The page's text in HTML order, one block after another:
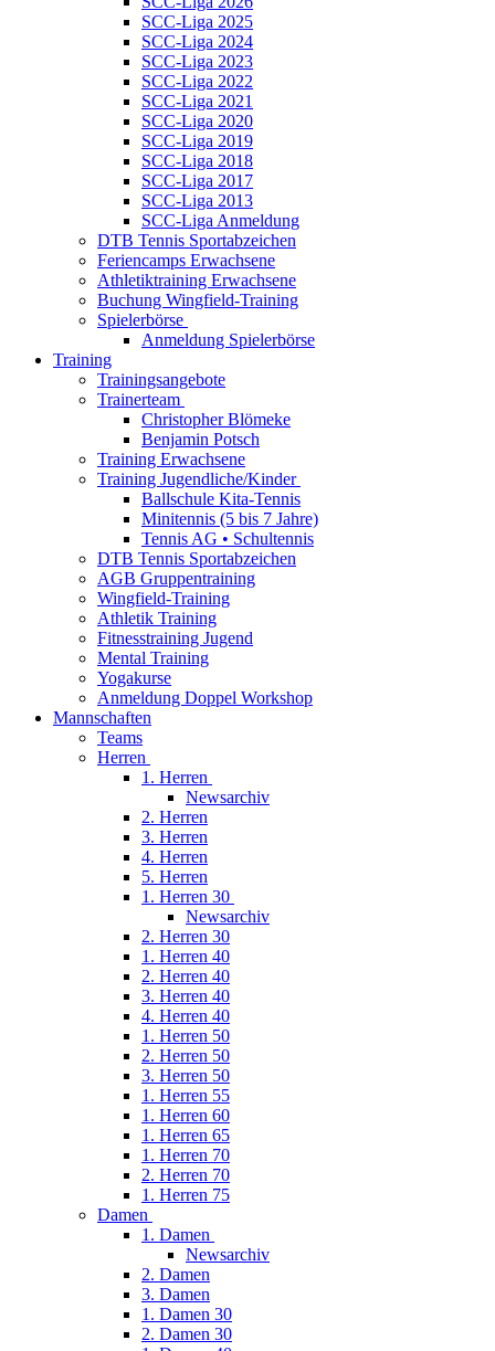
SCC-Liga 2025
SCC-Liga 2024
SCC-Liga 2023
SCC-Liga 2022
SCC-Liga 2021
SCC-Liga 2020
SCC-Liga 2019
SCC-Liga 2018
SCC-Liga 2017
SCC-Liga 2013
SCC-Liga Anmeldung
DTB Tennis Sportabzeichen
Feriencamps Erwachsene
Athletiktraining Erwachsene
Buchung Wingfield-Training
Spielerbörse
Anmeldung Spielerbörse
Training
Trainingsangebote
Trainerteam
Christopher Blömeke
Benjamin Potsch
Training Erwachsene
Training Jugendliche/Kinder
Ballschule Kita-Tennis
Minitennis (5 bis 7 Jahre)
Tennis AG • Schultennis
DTB Tennis Sportabzeichen
AGB Gruppentraining
Wingfield-Training
Athletik Training
Fitnesstraining Jugend
Mental Training
Yogakurse
Anmeldung Doppel Workshop
Mannschaften
Teams
Herren
1. Herren
Newsarchiv
2. Herren
3. Herren
4. Herren
5. Herren
1. Herren 30
Newsarchiv
2. Herren 30
1. Herren 40
2. Herren 40
3. Herren 40
4. Herren 40
1. Herren 50
2. Herren 50
3. Herren 50
1. Herren 55
1. Herren 60
1. Herren 65
1. Herren 70
2. Herren 70
1. Herren 75
Damen
1. Damen
Newsarchiv
2. Damen
3. Damen
1. Damen 30
2. Damen 30